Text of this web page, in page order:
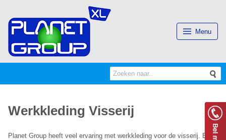
Menu
Search
for:
Werkkleding Visserij
Planet Group heeft veel ervaring met werkkleding voor de visserij. Er
(Esc)